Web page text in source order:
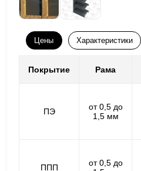
Цены Характеристики
Покрытие Рама
ПЭ
от 0,5 до
1,5 мм
ППП
от 0,5 до